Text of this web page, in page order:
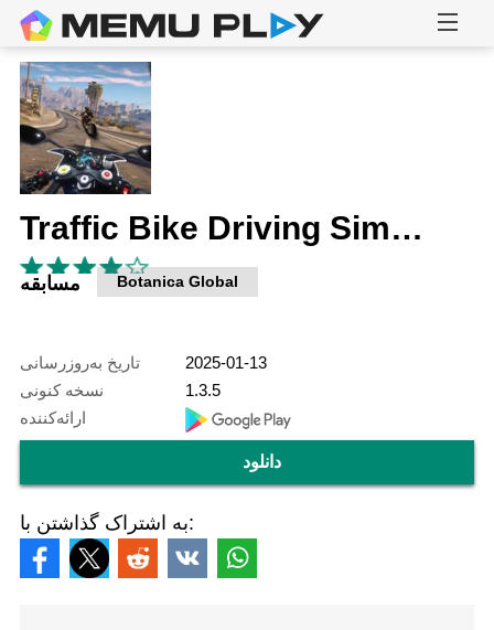
Traffic Bike Driving Simulator
مسابقه Botanica Global
تاریخ به‌روزرسانی
2025-01-13
نسخه کنونی
1.3.5
ارائه‌کننده
دانلود
به اشتراک گذاشتن با: